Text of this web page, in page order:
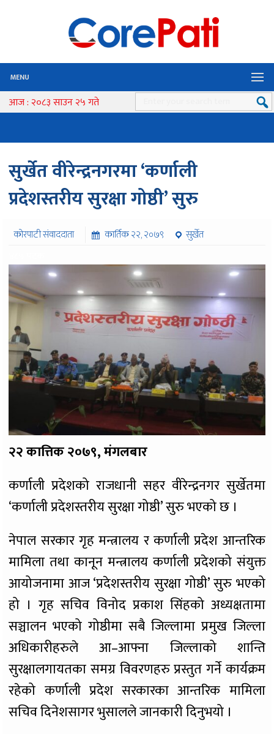
MENU
आज : २०८३ साउन २५ गते
सुर्खेत वीरेन्द्रनगरमा ‘कर्णाली
प्रदेशस्तरीय सुरक्षा गोष्ठी’ सुरु
कोरपाटी संवाददाता कार्तिक २२, २०७९
सुर्खेत
२२ कात्तिक २०७९, मंगलबार
कर्णाली प्रदेशको राजधानी सहर वीरेन्द्रनगर सुर्खेतमा
‘कर्णाली प्रदेशस्तरीय सुरक्षा गोष्ठी’ सुरु भएको छ ।
नेपाल सरकार गृह मन्त्रालय र कर्णाली प्रदेश आन्तरिक
मामिला तथा कानून मन्त्रालय कर्णाली प्रदेशको संयुक्त
आयोजनामा आज ‘प्रदेशस्तरीय सुरक्षा गोष्ठी’ सुरु भएको
हो । गृह सचिव विनोद प्रकाश सिंहको अध्यक्षतामा
सञ्चालन भएको गोष्ठीमा सबै जिल्लामा प्रमुख जिल्ला
अधिकारीहरुले आ–आफ्ना जिल्लाको शान्ति
सुरक्षालगायतका समग्र विवरणहरु प्रस्तुत गर्ने कार्यक्रम
रहेको कर्णाली प्रदेश सरकारका आन्तरिक मामिला
सचिव दिनेशसागर भुसालले जानकारी दिनुभयो ।